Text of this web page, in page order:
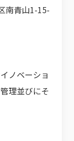
南青山1-15-
ノベーショ
理並びにそ